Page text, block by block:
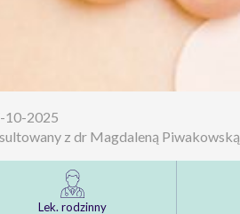
10-2025
z dr Magdaleną Piwakowską
Lek. rodzinny